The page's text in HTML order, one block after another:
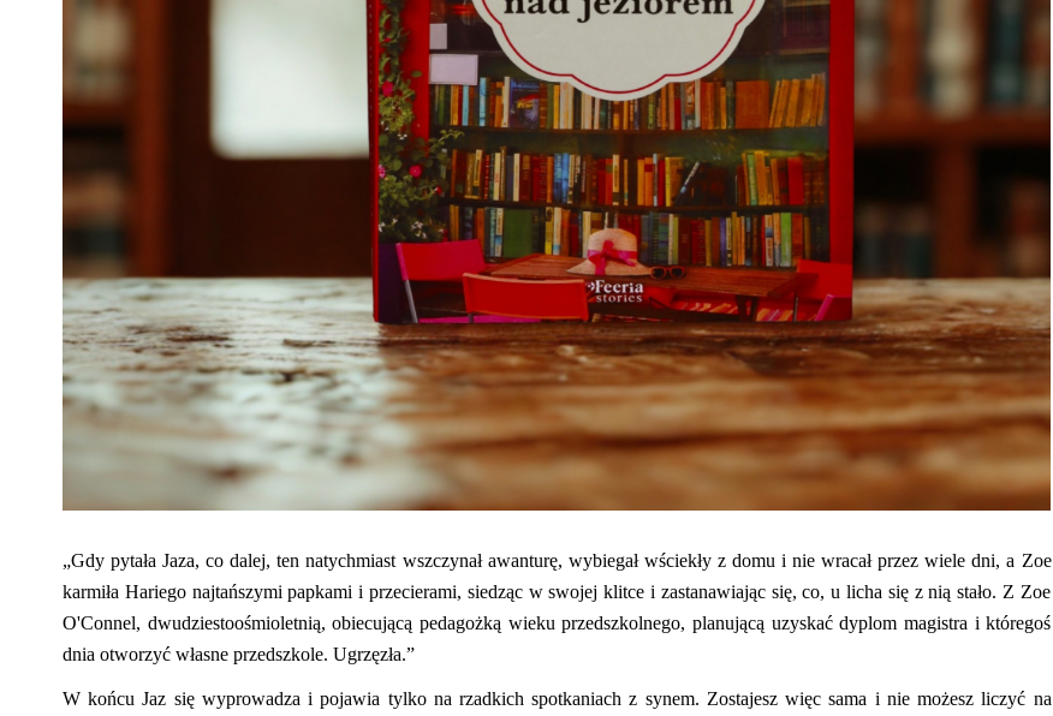
„Gdy pytałaJaza, co dalej, ten natychmiast wszczynał awanturę, wybiegał wściekły z domu i nie wracał przez wiele dni, a Zoe
karmiła Hariegonajtańszymi papkami i przecierami, siedząc w swojej klitce i zastanawiając się, co, u licha się z nią stało. Z Zoe
O'Connel, dwudziestoośmioletnią, obiecującąpedagożką wieku przedszkolnego, planującą uzyskać dyplom magistra i któregoś
dnia otworzyć własne przedszkole. Ugrzęzła.”
W końcu Jaz się wyprowadza i pojawia tylko narzadkich spotkaniach z synem. Zostajesz więc sama i nie możesz liczyć na